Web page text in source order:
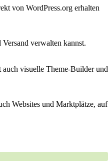
von WordPress.org erhalten
verwalten kannst.
visuelle Theme-Builder und
Websites und Marktplätze, auf